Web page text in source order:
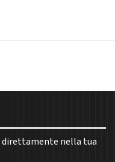
direttamente nella tua